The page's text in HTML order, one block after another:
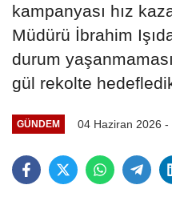
kampanyası hız
Müdürü İbrahim
durum
gül rekolte
GÜNDEM 04 Haziran 2026 -